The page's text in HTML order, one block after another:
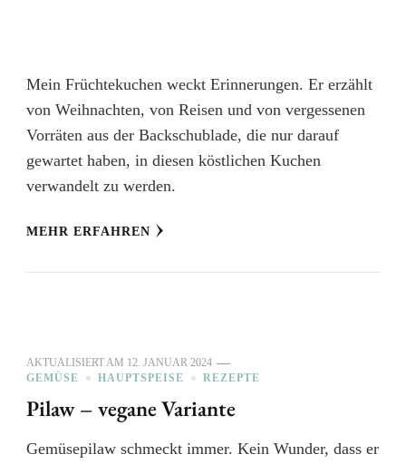
Mein Früchtekuchen weckt Erinnerungen. Er erzählt
von Weihnachten, von Reisen und von vergessenen
Vorräten aus der Backschublade, die nur darauf
gewartet haben, in diesen köstlichen Kuchen
verwandelt zu werden.
MEHR ERFAHREN
AKTUALISIERT AM 12. JANUAR 2024
GEMÜSE
HAUPTSPEISE REZEPTE
Pilaw – vegane Variante
Gemüsepilaw schmeckt immer. Kein Wunder, dass er